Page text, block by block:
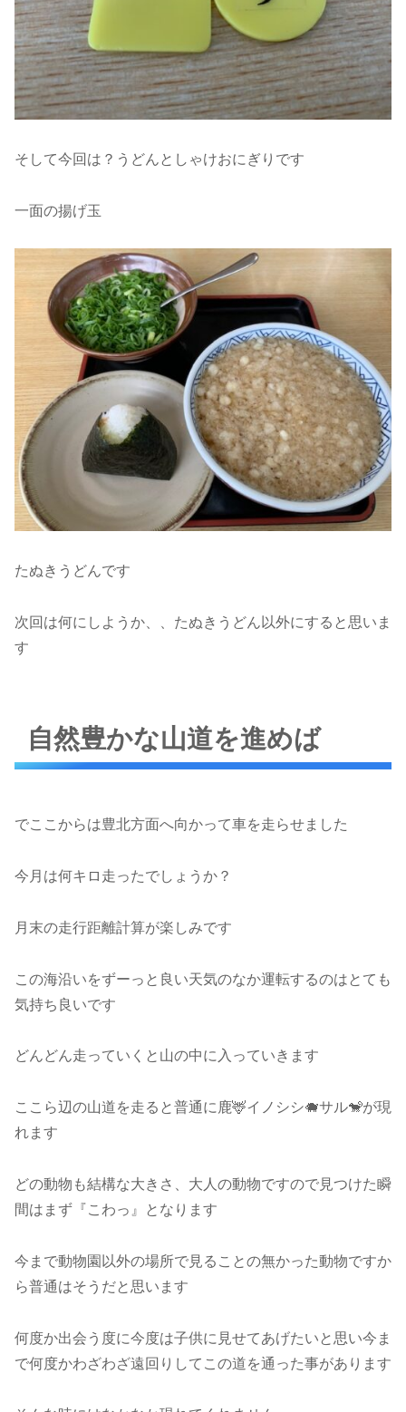
そして今回は？うどんとしゃけおにぎりです
一面の揚げ玉
たぬきうどんです
次回は何にしようか、、たぬきうどん以外にすると思いま
す
自然豊かな山道を進めば
でここからは豊北方面へ向かって車を走らせました
今月は何キロ走ったでしょうか？
月末の走行距離計算が楽しみです
この海沿いをずーっと良い天気のなか運転するのはとても
気持ち良いです
どんどん走っていくと山の中に入っていきます
ここら辺の山道を走ると普通に鹿🦌イノシシ🐗サル🐒が現
れます
どの動物も結構な大きさ、大人の動物ですので見つけた瞬
間はまず『こわっ』となります
今まで動物園以外の場所で見ることの無かった動物ですか
ら普通はそうだと思います
何度か出会う度に今度は子供に見せてあげたいと思い今ま
で何度かわざわざ遠回りしてこの道を通った事があります